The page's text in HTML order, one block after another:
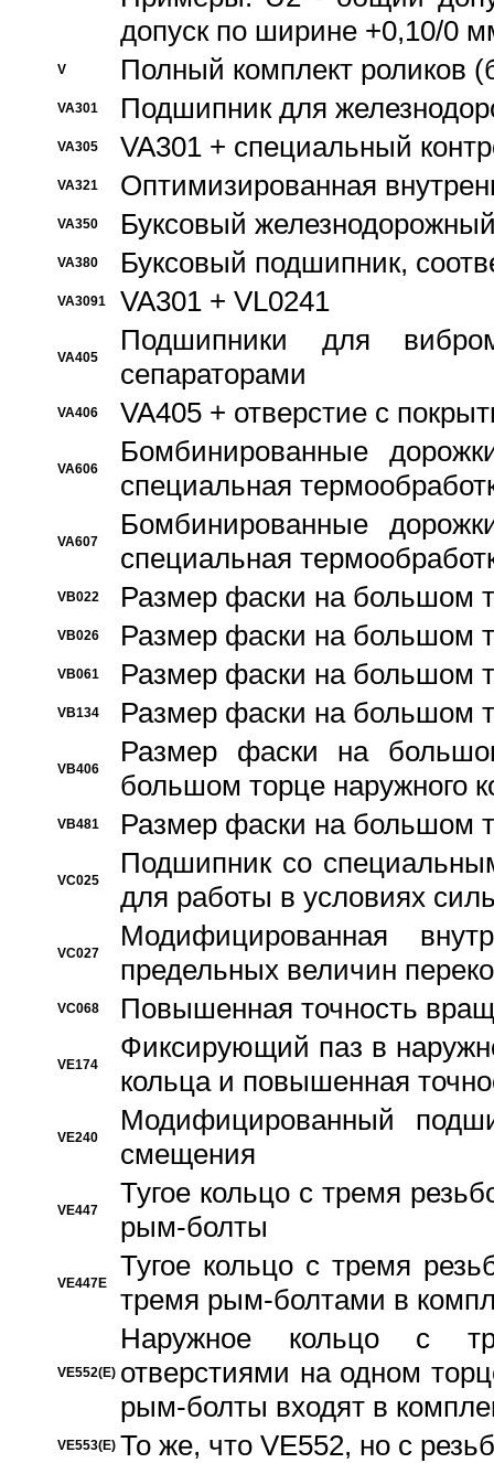
допуск по ширине +0,10/0
V Полный комплект роликов
VA301 Подшипник для
VA305 VA301 + специальный
VA321 Оптимизированная
VA350 Буксовый
VA380 Буксовый подшипник,
VA3091 VA301 + VL0241
VA405
Подшипники для
сепараторами
VA406 VA405 + отверстие с
VA606
Бомбинированные
специальная
VA607
Бомбинированные
специальная
VB022 Размер фаски на большом
VB026 Размер фаски на большом
VB061 Размер фаски на большом
VB134 Размер фаски на большом
VB406
Размер фаски на
большом торце наружного
VB481 Размер фаски на большом
VC025
Подшипник со
для работы в условиях
VC027
Модифицированная
предельных величин
VC068 Повышенная точность
VE174
Фиксирующий паз в
кольца и повышенная
VE240
Модифицированный
смещения
VE447
Тугое кольцо с тремя
рым-болты
VE447E
Тугое кольцо с тремя
тремя рым-болтами в
VE552(E)
Наружное кольцо с
отверстиями на одном
рым-болты входят в
VE553(E) То же, что VE552, но с